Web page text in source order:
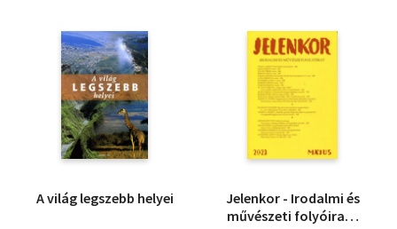
Társadalomtudomány
Természettudomány
Történelem
A világ legszebb helyei
Jelenkor - Irodalmi és
művészeti folyóirat -